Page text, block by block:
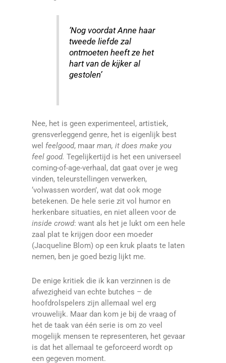
‘Nog voordat Anne haar
tweede liefde zal
ontmoeten heeft ze het
hart van de kijker al
gestolen’
Nee, het is geen experimenteel, artistiek,
grensverleggend genre, het is eigenlijk best
wel feelgood, maar man, it does make you
feel good. Tegelijkertijd is het een universeel
coming-of-age-verhaal, dat gaat over je weg
vinden, teleurstellingen verwerken,
‘volwassen worden’, wat dat ook moge
betekenen. De hele serie zit vol humor en
herkenbare situaties, en niet alleen voor de
inside crowd: want als het je lukt om een hele
zaal plat te krijgen door een moeder
(Jacqueline Blom) op een kruk plaats te laten
nemen, ben je goed bezig lijkt me.
De enige kritiek die ik kan verzinnen is de
afwezigheid van echte butches – de
hoofdrolspelers zijn allemaal wel erg
vrouwelijk. Maar dan kom je bij de vraag of
het de taak van één serie is om zo veel
mogelijk mensen te representeren, het gevaar
is dat het allemaal te geforceerd wordt op
een gegeven moment.